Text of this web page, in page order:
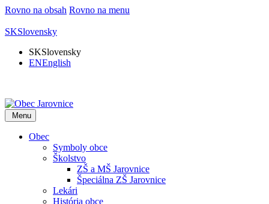
Rovno na obsah Rovno na menu
SKSlovensky
SKSlovensky
ENEnglish
Menu
Obec
Symboly obce
Školstvo
ZŠ a MŠ Jarovnice
Špeciálna ZŠ Jarovnice
Lekári
História obce